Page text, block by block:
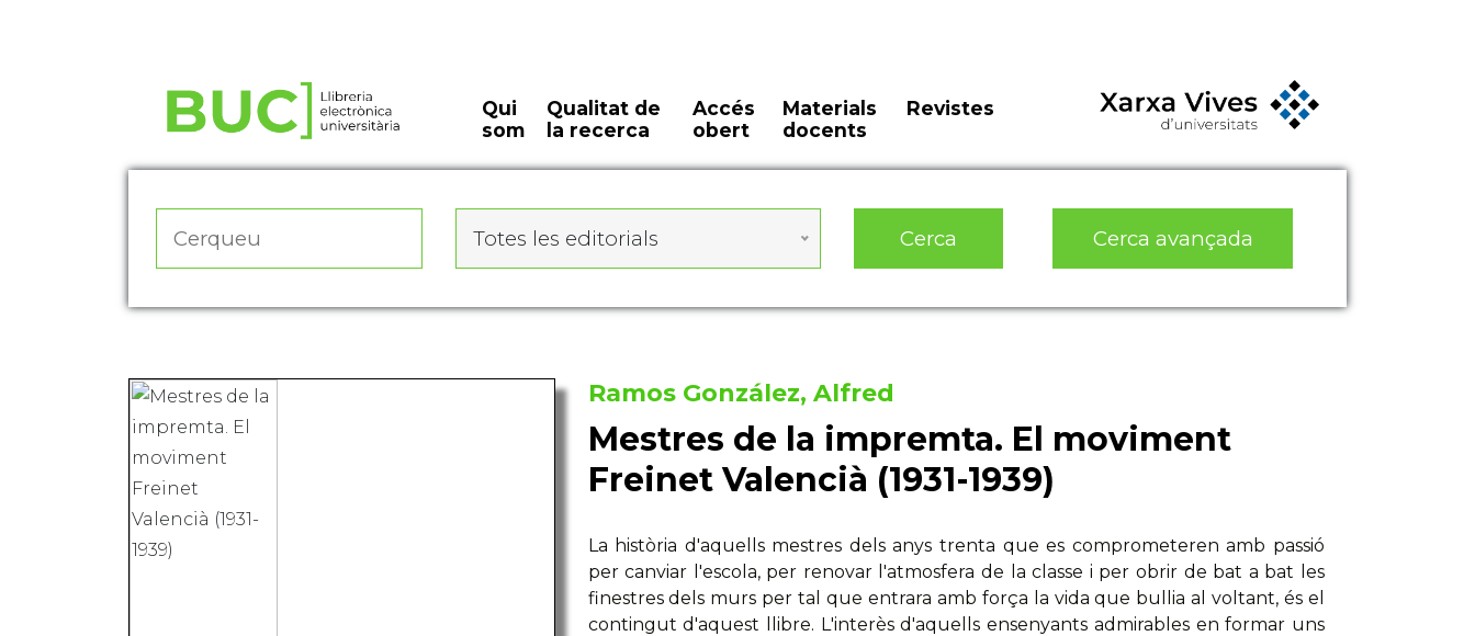
Qui
som
Qualitat de
la recerca
Accés
obert
Materials
docents
Revistes
Totes les editorials Cerca Cerca avançada
Ramos González, Alfred
Mestres de la impremta. El moviment
Freinet Valencià (1931-1939)
La història d'aquells mestres dels anys trenta que es comprometeren amb passió
per canviar l'escola, per renovar l'atmosfera de la classe i per obrir de bat a bat les
finestres dels murs per tal que entrara amb força la vida que bullia al voltant, és el
contingut d'aquest llibre. L'interès d'aquells ensenyants admirables en formar uns